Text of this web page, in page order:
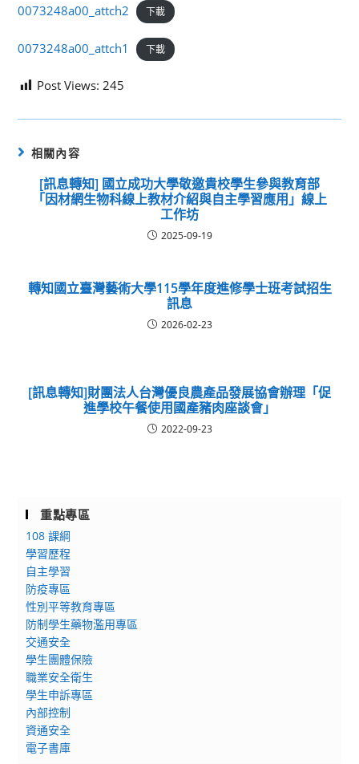
0073248a00_attch2 下載
0073248a00_attch1 下載
Post Views: 245
相關內容
[訊息轉知] 國立成功大學敬邀貴校學生參與教育部
「因材網生物科線上教材介紹與自主學習應用」線上
工作坊
2025-09-19
轉知國立臺灣藝術大學115學年度進修學士班考試招生
訊息
2026-02-23
[訊息轉知]財團法人台灣優良農產品發展協會辦理「促
進學校午餐使用國產豬肉座談會」
2022-09-23
重點專區
108 課綱
學習歷程
自主學習
防疫專區
性別平等教育專區
防制學生藥物濫用專區
交通安全
學生團體保險
職業安全衛生
學生申訴專區
內部控制
資通安全
電子書庫